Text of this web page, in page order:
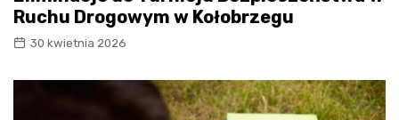
Ruchu Drogowym w Kołobrzegu
30 kwietnia 2026